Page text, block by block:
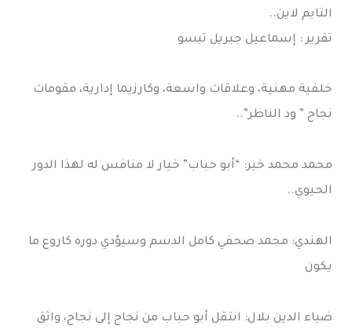
التايم لاين..
تقرير : إسماعيل جبريل تيسو
خلفية مهنية، وعلاقات واسعة، وكارزيما إدارية، مقومات
نجاح ” ود الناظر”..
محمد محمد خير: “أبو حباب” خيار لا منافس له لهذا الدور
الحيوي..
الهندي: محمد صحفي كامل الدسم وسيؤدي دوره كاروع ما
يكون
ضياء الدين بلال: انتقل أبو حباب من نجاح إلى نجاح، واثق